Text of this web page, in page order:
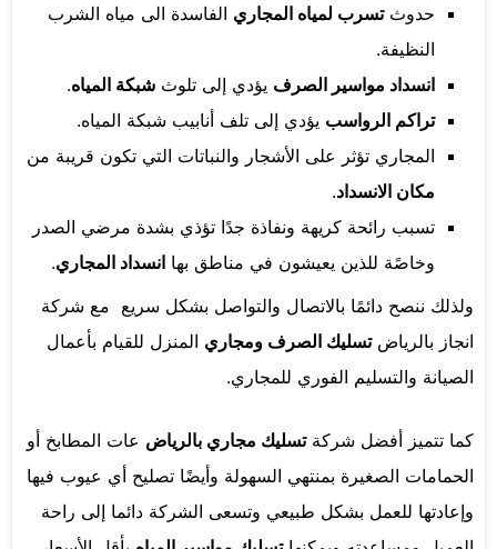
حدوثتسرب لمياه المجاري الفاسدة الى مياه الشرب
النظيفة.
انسداد مواسير الصرف يؤدي إلى تلوث شبكة المياه.
تراكم الرواسب يؤدي إلى تلف أنابيب شبكة المياه.
المجاري تؤثر على الأشجار والنباتات التي تكون قريبة من
مكان الانسداد.
تسبب رائحة كريهة ونفاذة جدًا تؤذي بشدة مرضي الصدر
وخاصًة للذين يعيشون في مناطق بها انسداد المجاري.
ولذلك ننصح دائمًا بالاتصال والتواصل بشكل سريع مع شركة
انجاز بالرياضتسليك الصرف ومجاري المنزل للقيام بأعمال
الصيانة والتسليم الفوري للمجاري.
كما تتميز أفضل شركةتسليك مجاري بالرياض عات المطابخ أو
الحمامات الصغيرة بمنتهي السهولة وأيضًا تصليح أي عيوب فيها
وإعادتها للعمل بشكل طبيعي وتسعى الشركة دائما إلى راحة